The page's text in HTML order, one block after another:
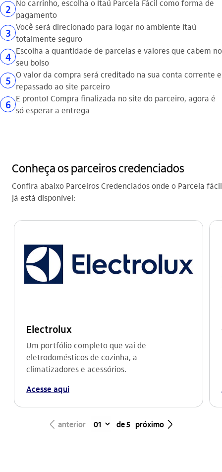
2 No carrinho, escolha o Itaú Parcela Fácil como forma de
pagamento
3 Você será direcionado para logar no ambiente Itaú
totalmente seguro
4 Escolha a quantidade de parcelas e valores que cabem no
seu bolso
5 O valor da compra será creditado na sua conta corrente e
repassado ao site parceiro
6 E pronto! Compra finalizada no site do parceiro, agora é
só esperar a entrega
Conheça os parceiros credenciados
Confira abaixo Parceiros Credenciados onde o Parcela fácil
já está disponível:
Electrolux
Um portfólio completo que vai de
eletrodomésticos de cozinha, a
climatizadores e acessórios.
Acesse aqui
seta_esquerda anterior de 5 próximo seta_direita